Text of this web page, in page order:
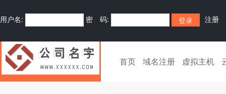
用户名: 密 码: 注册
首页 域名注册 虚拟主机